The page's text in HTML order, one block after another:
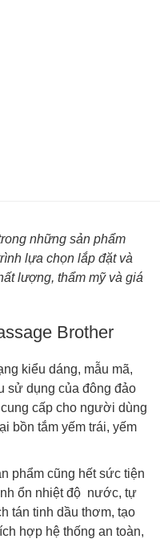
những sản phẩm
lựa chọn lắp đặt và
lượng, thẩm mỹ và giá
Brother
kiểu dáng, mẫu mã,
sử dụng của đông đảo
cấp cho người dùng
bồn tắm yếm trái, yếm
phẩm cũng hết sức tiện
ổn nhiệt độ nước, tự
tán tinh dầu thơm, tạo
hợp hệ thống an toàn,